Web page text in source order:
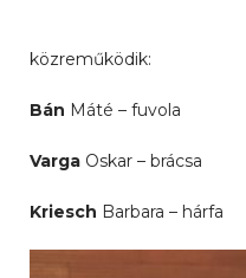
közreműködik:
Bán Máté – fuvola
Varga Oskar – brácsa
Kriesch Barbara – hárfa